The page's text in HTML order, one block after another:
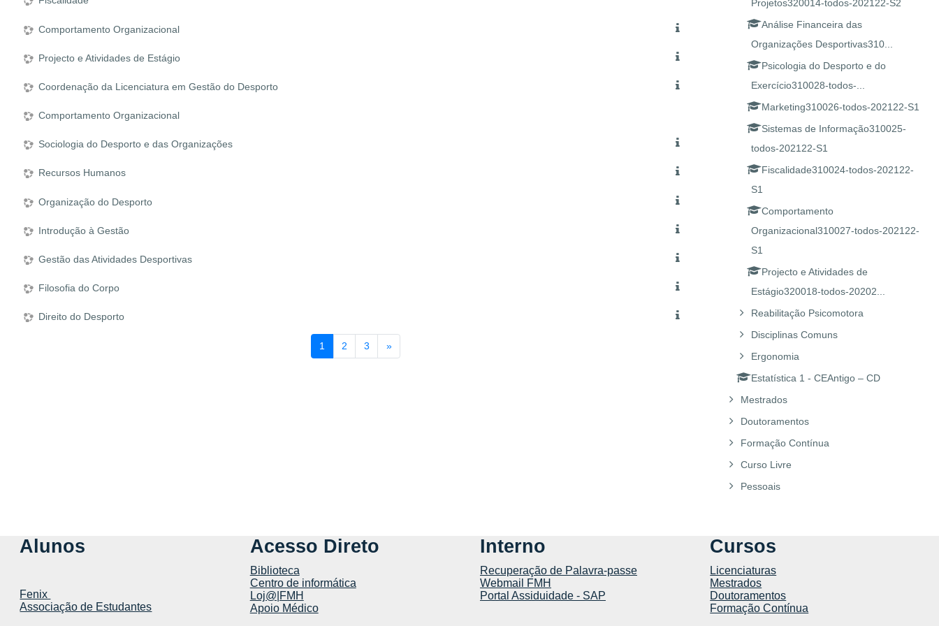
Comportamento Organizacional
Projecto e Atividades de Estágio
Coordenação da Licenciatura em Gestão do Desporto
Comportamento Organizacional
Sociologia do Desporto e das Organizações
Recursos Humanos
Organização do Desporto
Introdução à Gestão
Gestão das Atividades Desportivas
Filosofia do Corpo
Direito do Desporto
1 (atual)
2 3 »Página seguinte
Projetos320014-todos-202122-S2
Análise Financeira das
Organizações Desportivas310...
Psicologia do Desporto e do
Exercício310028-todos-...
Marketing310026-todos-202122-S1
Sistemas de Informação310025-
todos-202122-S1
Fiscalidade310024-todos-202122-
S1
Comportamento
Organizacional310027-todos-202122-
S1
Projecto e Atividades de
Estágio320018-todos-20202...
Reabilitação Psicomotora
Disciplinas Comuns
Ergonomia
Estatística 1 - CEAntigo – CD
Mestrados
Doutoramentos
Formação Contínua
Curso Livre
Pessoais
Alunos
Fenix
Associação de Estudantes
Acesso Direto
Biblioteca
Centro de informática
Loj@|FMH
Apoio Médico
Interno
Recuperação de Palavra-passe
Webmail FMH
Portal Assiduidade - SAP
Cursos
Licenciaturas
Mestrados
Doutoramentos
Formação Contínua